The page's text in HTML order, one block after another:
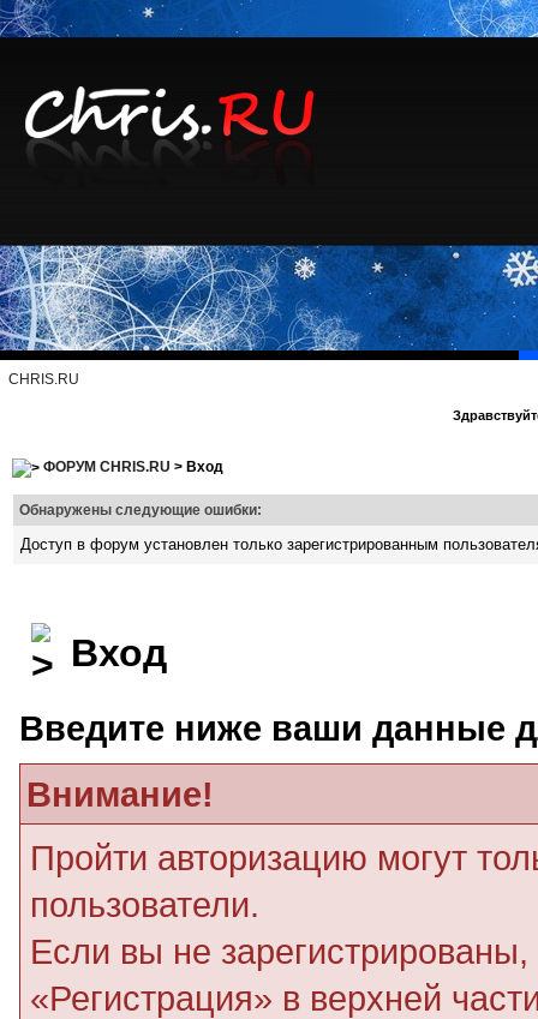
CHRIS.RU
ФОРУМ CHRIS.RU > Вход
Обнаружены следующие ошибки:
Доступ в форум установлен только зарегистрированным
Вход
Введите ниже ваши данные
Внимание!
Пройти авторизацию могут
пользователи.
Если вы не
«Регистрация» в верхней